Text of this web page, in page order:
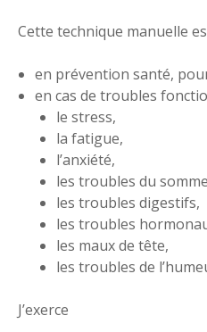
Cette technique manuelle
en prévention santé,
en cas de troubles
le stress,
la fatigue,
l’anxiété,
les troubles du
les troubles digestifs,
les troubles
les maux de tête,
les troubles de
J’exerce